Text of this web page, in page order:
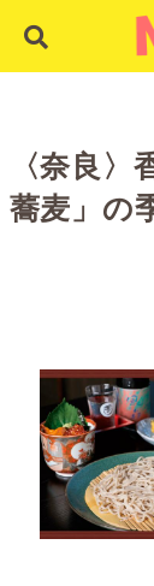
〈奈良
蕎麦」の